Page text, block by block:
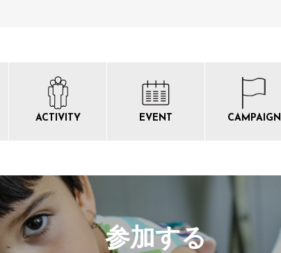
ACTIVITY EVENT CAMPAIGN
参加する